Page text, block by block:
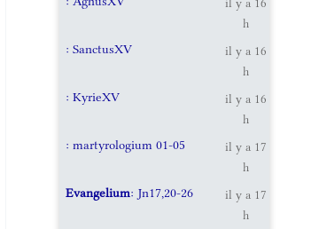
il y a 16
h
: SanctusXV
il y a 16
h
: KyrieXV
il y a 16
h
: martyrologium 01-05
il y a 17
h
Evangelium: Jn17,20-26
il y a 17
h